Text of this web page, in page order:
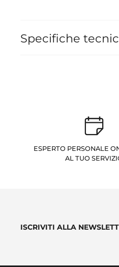
Specifiche
ESPERTO PERSONALE
AL TUO
ISCRIVITI ALLA